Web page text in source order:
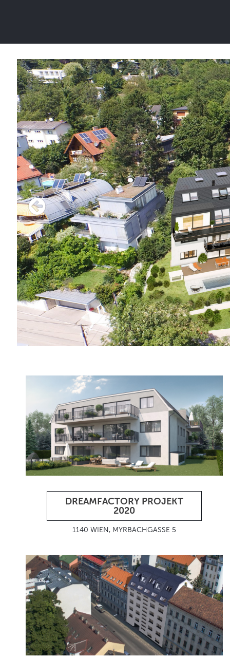
DREAMFACTORY PROJEKT
2020
1140 WIEN, MYRBACHGASSE 5